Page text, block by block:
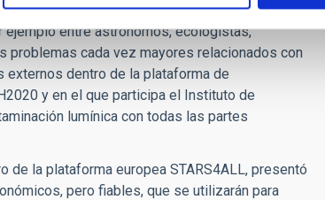
Acción EU-COSTLoss of the Night Network
entre astrónomos, ecologistas,
problemas cada vez mayores relacionados con
externos dentro de la plataforma de
y en el que participa el Instituto de
lumínica con todas las partes
de la plataforma europea STARS4ALL, presentó
pero fiables, que se utilizarán para